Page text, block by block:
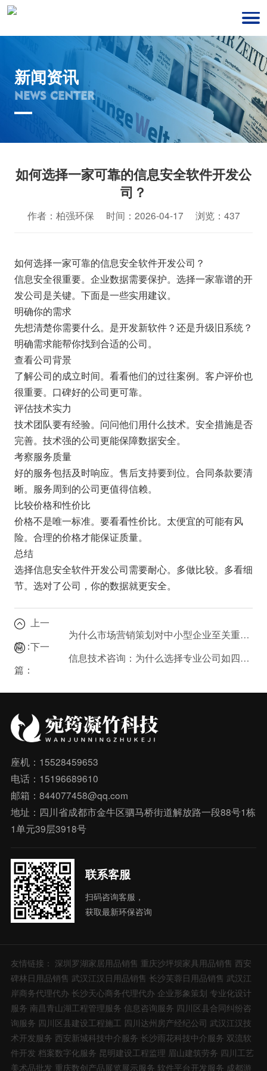
新闻资讯
NEWS CENTER
如何选择一家可靠的信息安全软件开发公
司？
作者：柏强环保 时间：2026-04-17 浏览：437
如何选择一家可靠的信息安全软件开发公司？
信息安全很重要。企业数据需要保护。选择一家靠谱的开
发公司是关键。下面是一些实用建议。
明确你的需求
先想清楚你需要什么。是开发新软件？还是升级旧系统？
明确需求能帮你找到合适的公司。
查看公司背景
了解公司的成立时间。看看他们的过往案例。客户评价也
很重要。口碑好的公司更可靠。
评估技术实力
技术团队要有经验。问问他们用什么技术。安全措施是否
完善。技术强的公司更能保障数据安全。
考察服务质量
好的服务包括及时响应。售后支持要到位。合同条款要清
晰。服务周到的公司更值得信赖。
比较价格和性价比
价格不是唯一标准。要看看性价比。太便宜的可能有风
险。合理的价格才能保证质量。
总结
选择信息安全软件开发公司需要耐心。多做比较。多看细
节。选对了公司，你的数据就更安全。
上一
篇：
为什么市场营销策划对中小型企业至关重要？
下一
篇：
信息技术咨询：为什么选择专业公司如四川宛筠凝竹科技？
座机：15528459653
电话：15196689610
邮箱：844077458@qq.com
地址：四川省成都市金牛区驷马桥街道解放路一段88号1栋
1单元39层3918号
联系客服
扫码咨询客服，
获取最新环保咨询
友情链接： 深圳罗湖家居用品销售 重庆沙坪坝家具用品销售 西安
碑林日用品销售 武汉江汉日用品销售 长沙芙蓉日用品销售 武汉江
岸商务代理代办 长沙天心商务代理代办 企业形象策划 专业化设计
服务 南昌青山湖工程管理服务 信息咨询服务 四川区县合同纠纷咨
询服务 四川区县建设工程施工 四川达州房产经纪公司 武汉江汉技
术开发服务 西安新城科技中介服务 长沙雨花科技中介服务 双流软
件开发 档案数字化服务 昆明建设工程监理 眉山建筑劳务 四川工艺
美术品批发 重庆数创产品展览展示服务 软件平台开发服务 成都游